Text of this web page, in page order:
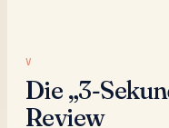
Die „3-
Review